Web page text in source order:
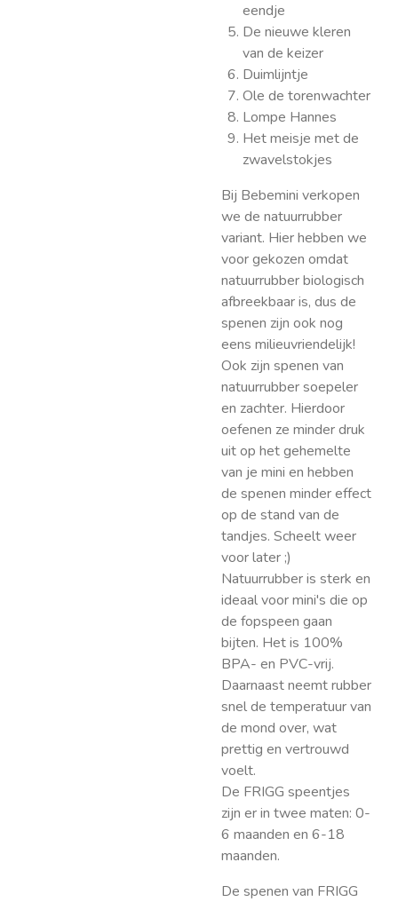
eendje
De nieuwe kleren
van de keizer
Duimlijntje
Ole de torenwachter
Lompe Hannes
Het meisje met de
zwavelstokjes
Bij Bebemini verkopen
we de natuurrubber
variant. Hier hebben we
voor gekozen omdat
natuurrubber biologisch
afbreekbaar is, dus de
spenen zijn ook nog
eens milieuvriendelijk!
Ook zijn spenen van
natuurrubber soepeler
en zachter. Hierdoor
oefenen ze minder druk
uit op het gehemelte
van je mini en hebben
de spenen minder effect
op de stand van de
tandjes. Scheelt weer
voor later ;)
Natuurrubber is sterk en
ideaal voor mini's die op
de fopspeen gaan
bijten. Het is 100%
BPA- en PVC-vrij.
Daarnaast neemt rubber
snel de temperatuur van
de mond over, wat
prettig en vertrouwd
voelt.
De FRIGG speentjes
zijn er in twee maten: 0-
6 maanden en 6-18
maanden.
De spenen van FRIGG